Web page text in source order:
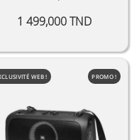
1 499,000 TND
WEB ! PROMO !